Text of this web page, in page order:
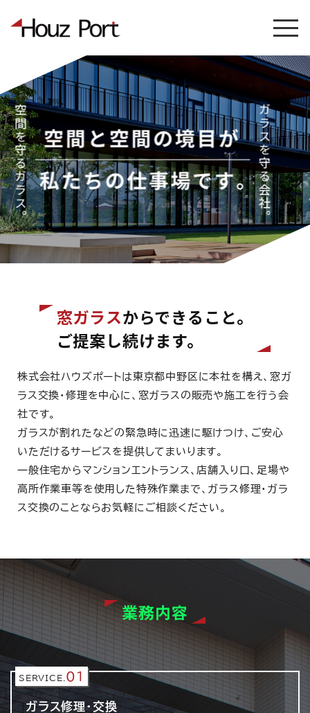
窓ガラスからできること。
ご提案し続けます。
株式会社ハウズポートは東京都中野区に本社を構え、窓ガ
ラス交換・修理を中心に、窓ガラスの販売や施工を行う会
社です。
ガラスが割れたなどの緊急時に迅速に駆けつけ、ご安心
いただけるサービスを提供してまいります。
一般住宅からマンションエントランス、店舗入り口、足場や
高所作業車等を使用した特殊作業まで、ガラス修理・ガラ
ス交換のことならお気軽にご相談ください。
業務内容
SERVICE. 01
ガラス修理・交換